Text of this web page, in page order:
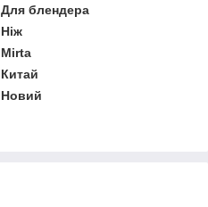
Для блендера
Ніж
Mirta
Китай
Новий